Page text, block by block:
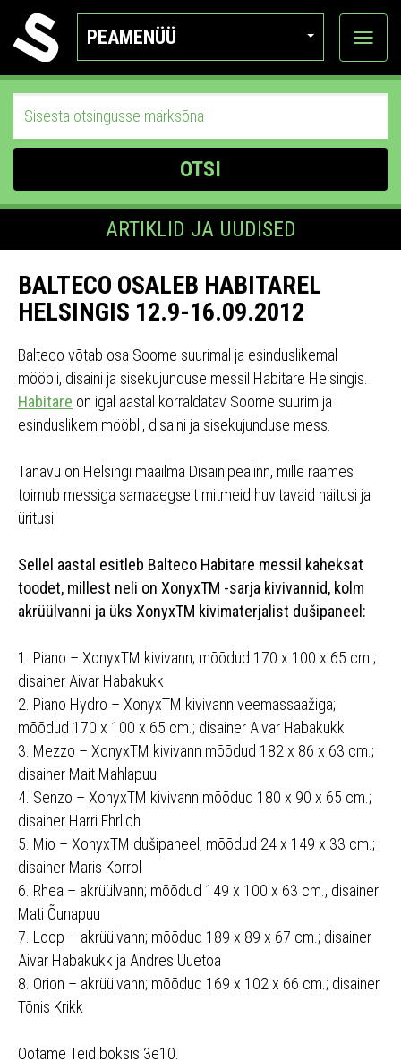
PEAMENÜÜ
Ava
OTSI
ARTIKLID JA UUDISED
BALTECO OSALEB HABITAREL
HELSINGIS 12.9-16.09.2012
Balteco võtab osa Soome suurimal ja esinduslikemal
mööbli, disaini ja sisekujunduse messil Habitare Helsingis.
Habitare on igal aastal korraldatav Soome suurim ja
esinduslikem mööbli, disaini ja sisekujunduse mess.
Tänavu on Helsingi maailma Disainipealinn, mille raames
toimub messiga samaaegselt mitmeid huvitavaid näitusi ja
üritusi.
Sellel aastal esitleb Balteco Habitare messil kaheksat
toodet, millest neli on XonyxTM -sarja kivivannid, kolm
akrüülvanni ja üks XonyxTM kivimaterjalist dušipaneel:
1. Piano – XonyxTM kivivann; mõõdud 170 x 100 x 65 cm.;
disainer Aivar Habakukk
2. Piano Hydro – XonyxTM kivivann veemassaažiga;
mõõdud 170 x 100 x 65 cm.; disainer Aivar Habakukk
3. Mezzo – XonyxTM kivivann mõõdud 182 x 86 x 63 cm.;
disainer Mait Mahlapuu
4. Senzo – XonyxTM kivivann mõõdud 180 x 90 x 65 cm.;
disainer Harri Ehrlich
5. Mio – XonyxTM dušipaneel; mõõdud 24 x 149 x 33 cm.;
disainer Maris Korrol
6. Rhea – akrüülvann; mõõdud 149 x 100 x 63 cm., disainer
Mati Õunapuu
7. Loop – akrüülvann; mõõdud 189 x 89 x 67 cm.; disainer
Aivar Habakukk ja Andres Uuetoa
8. Orion – akrüülvann; mõõdud 169 x 102 x 66 cm.; disainer
Tõnis Krikk
Ootame Teid boksis 3e10.